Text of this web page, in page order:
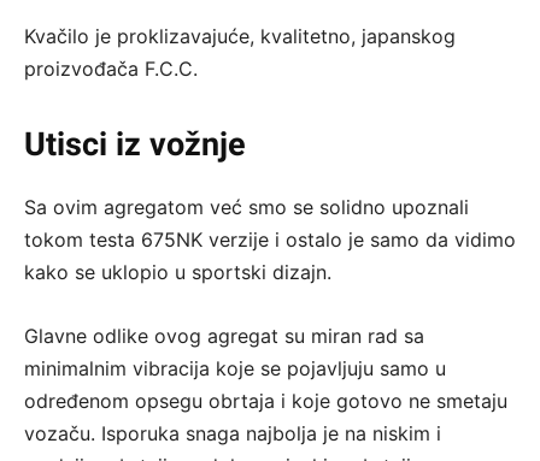
Kvačilo je proklizavajuće, kvalitetno, japanskog
proizvođača F.C.C.
Utisci iz vožnje
Sa ovim agregatom već smo se solidno upoznali
tokom testa 675NK verzije i ostalo je samo da vidimo
kako se uklopio u sportski dizajn.
Glavne odlike ovog agregat su miran rad sa
minimalnim vibracija koje se pojavljuju samo u
određenom opsegu obrtaja i koje gotovo ne smetaju
vozaču. Isporuka snaga najbolja je na niskim i